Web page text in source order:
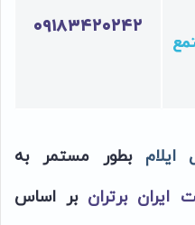
۰۹۱۸۳۴۲۰۲۴۲
ایلام بطور مستمر به
ایران برتران بر اساس